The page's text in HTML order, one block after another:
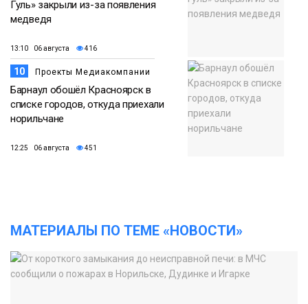
Гуль» закрыли из-за появления
медведя
13:10 06 августа 416
10 Проекты Медиакомпании
Барнаул обошёл Красноярск в
списке городов, откуда приехали
норильчане
12:25 06 августа 451
МАТЕРИАЛЫ ПО ТЕМЕ «НОВОСТИ»